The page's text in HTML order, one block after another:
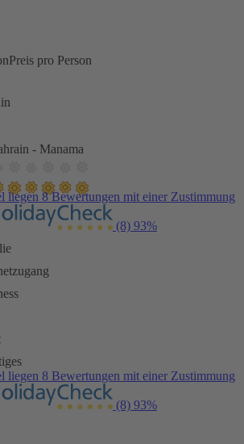
Preis pro Person
- Manama
liegen 8 Bewertungen mit einer Zustimmung
(8) 93%
liegen 8 Bewertungen mit einer Zustimmung
(8) 93%